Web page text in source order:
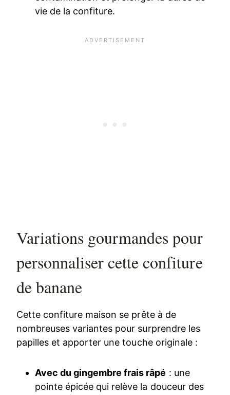
vie de la confiture.
Variations gourmandes pour
personnaliser cette confiture
de banane
Cette confiture maison se prête à de
nombreuses variantes pour surprendre les
papilles et apporter une touche originale :
Avec du gingembre frais râpé : une
pointe épicée qui relève la douceur des